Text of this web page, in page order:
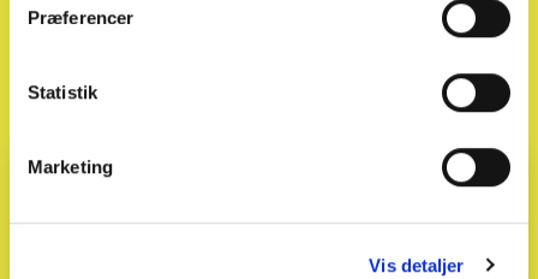
Præferencer
Statistik
Marketing
Vis detaljer
hjælper dig med at få mest muligt ud af din bil.
Se vores seneste nyhedsbreve
Email